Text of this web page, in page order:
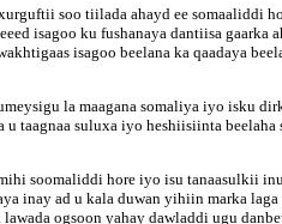
soo tiilada ahayd ee somaaliddi
isagoo ku fushanaya dantiisa gaarka
isagoo beelana ka qaadaya
la maagana somaliya iyo isku
taagnaa suluxa iyo heshiisiinta
soomaliddi hore iyo isu tanaasulkii
inay ad u kala duwan yihiin marka
ogsoon yahay dawladdi ugu